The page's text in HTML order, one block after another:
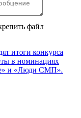
файл
итоги конкурса
в номинациях
и «Люди СМП».